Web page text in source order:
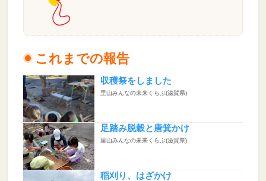
これまでの報告
収穫祭をしました
里山みんなの未来くらぶ(滋賀県)
足踏み脱穀と唐箕かけ
里山みんなの未来くらぶ(滋賀県)
稲刈り、はざかけ